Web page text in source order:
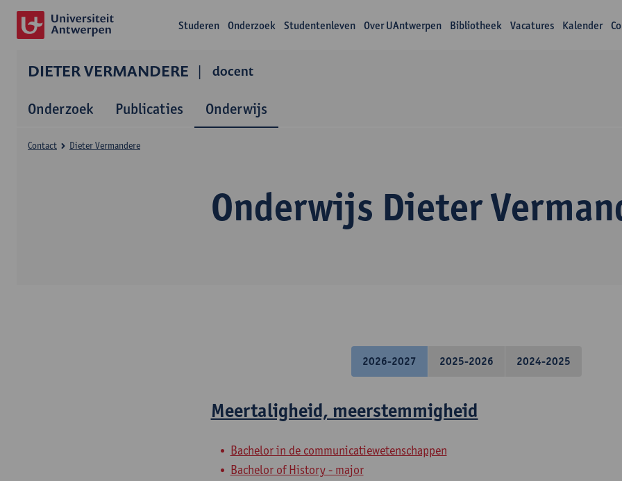
Studeren Onderzoek Studentenleven Over UAntwerpen Bibliotheek Vacatures Kalender
DIETER VERMANDERE docent
Onderzoek Publicaties Onderwijs
Onderwijs Dieter
Contact Dieter Vermandere
2026-2027 2025-2026 2024-2025
Meertaligheid, meerstemmigheid
Bachelor in de communicatiewetenschappen
Bachelor of History - major